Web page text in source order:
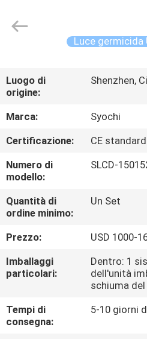
PRODOTTI
CIRCA
NOI
GIRO
DELLA
FABBRICA
CONTROLLO
DI
QUALITÀ
Syochi
Electronics
Luce germicida
Luogo di
origine:
Shenzhen,
Marca:
Syochi
Certificazione:
CE
Numero di
modello:
SLCD-
Quantità di
ordine minimo:
Un Set
Prezzo:
USD 1000-
Imballaggi
particolari:
Dentro: 1
dell'unità
schiuma del
Tempi di
consegna:
5-10 giorni